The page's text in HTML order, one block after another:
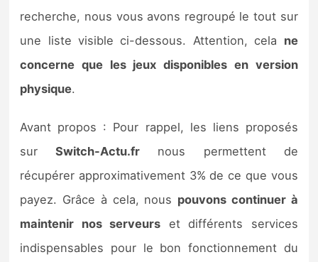
Previews
Précommandes
Précommandes jeux Switch 2
Sorties de jeux
Bons plans
Guides
recherche, nous vous avons regroupé le tout sur
une liste visible ci-dessous. Attention, cela ne
concerne que les jeux disponibles en version
physique.
Avant propos : Pour rappel, les liens proposés
surSwitch-Actu.fr nous permettent de
récupérer approximativement 3% de ce que vous
payez. Grâce à cela, nous pouvons continuer à
maintenir nos serveurs et différents services
indispensables pour le bon fonctionnement du